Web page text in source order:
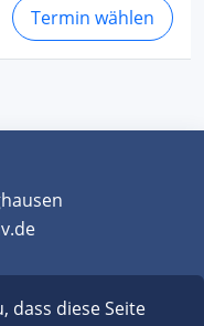
Termin wählen
dass diese Seite